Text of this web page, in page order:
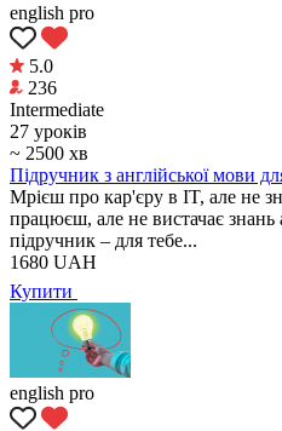
english pro
5.0
236
Intermediate
27 уроків
~ 2500 хв
Підручник з англійської мови
Мрієш про кар'єру в IT, але не
працюєш, але не вистачає знань
підручник – для тебе...
1680 UAH
Купити
english pro